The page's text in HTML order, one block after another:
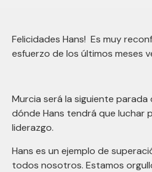
Felicidades Hans! Es muy
esfuerzo de los últimos meses
Murcia será la siguiente parada
dónde Hans tendrá que luchar
liderazgo.
Hans es un ejemplo de
todos nosotros. Estamos